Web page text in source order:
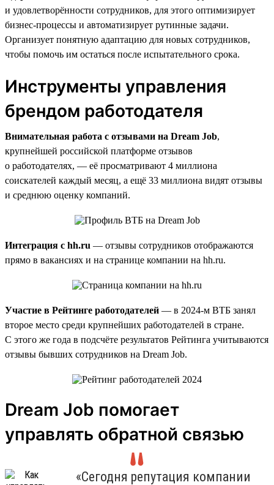
и удовлетворённости сотрудников, для этого оптимизирует
бизнес-процессы и автоматизирует рутинные задачи.
Организует понятную адаптацию для новых сотрудников,
чтобы помочь им остаться после испытательного срока.
Инструменты управления
брендом работодателя
Внимательная работа с отзывами на Dream Job,
крупнейшей российской платформе отзывов
о работодателях, — её просматривают 4 миллиона
соискателей каждый месяц, а ещё 33 миллиона видят отзывы
и среднюю оценку компаний.
Интеграция с hh.ru — отзывы сотрудников отображаются
прямо в вакансиях и на странице компании на hh.ru.
Участие в Рейтинге работодателей — в 2024-м ВТБ занял
второе место среди крупнейших работодателей в стране.
С этого же года в подсчёте результатов Рейтинга учитываются
отзывы бывших сотрудников на Dream Job.
Dream Job помогает
управлять обратной связью
«Сегодня репутация компании